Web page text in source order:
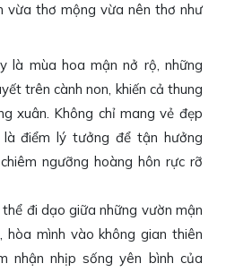
vừa thơ mộng vừa nên thơ như
là mùa hoa mận nở rộ, những
trên cành non, khiến cả thung
xuân. Không chỉ mang vẻ đẹp
điểm lý tưởng để tận hưởng
ngưỡng hoàng hôn rực rỡ
thể đi dạo giữa những vườn mận
hòa mình vào không gian thiên
nhận nhịp sống yên bình của